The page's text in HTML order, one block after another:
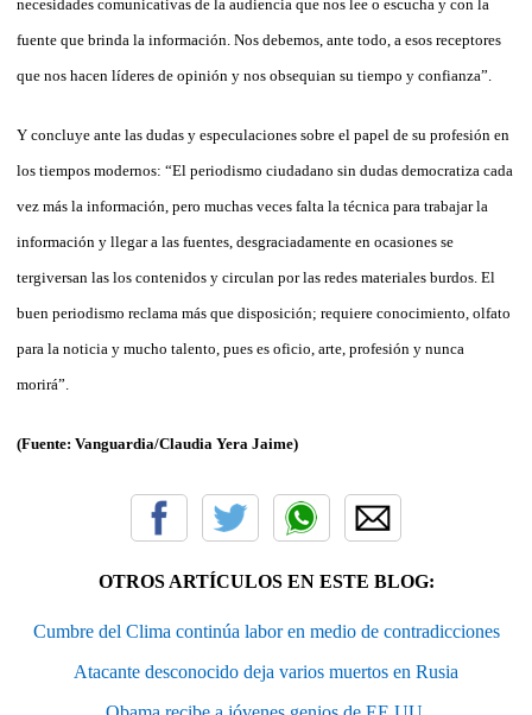
necesidades comunicativas de la audiencia que nos lee o escucha y con la
fuente que brinda la información. Nos debemos, ante todo, a esos receptores
que nos hacen líderes de opinión y nos obsequian su tiempo y confianza”.
Y concluye ante las dudas y especulaciones sobre el papel de su profesión en
los tiempos modernos: “El periodismo ciudadano sin dudas democratiza cada
vez más la información, pero muchas veces falta la técnica para trabajar la
información y llegar a las fuentes, desgraciadamente en ocasiones se
tergiversan las los contenidos y circulan por las redes materiales burdos. El
buen periodismo reclama más que disposición; requiere conocimiento, olfato
para la noticia y mucho talento, pues es oficio, arte, profesión y nunca
morirá”.
(Fuente: Vanguardia/Claudia Yera Jaime)
OTROS ARTÍCULOS EN ESTE BLOG:
Cumbre del Clima continúa labor en medio de contradicciones
Atacante desconocido deja varios muertos en Rusia